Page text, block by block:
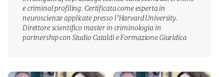
e criminal profiling. Certificata come esperta in
neuroscienze applicate presso l’Harvard University.
Direttore scientifico master in criminologia in
partnership con Studio Cataldi e Formazione Giuridica